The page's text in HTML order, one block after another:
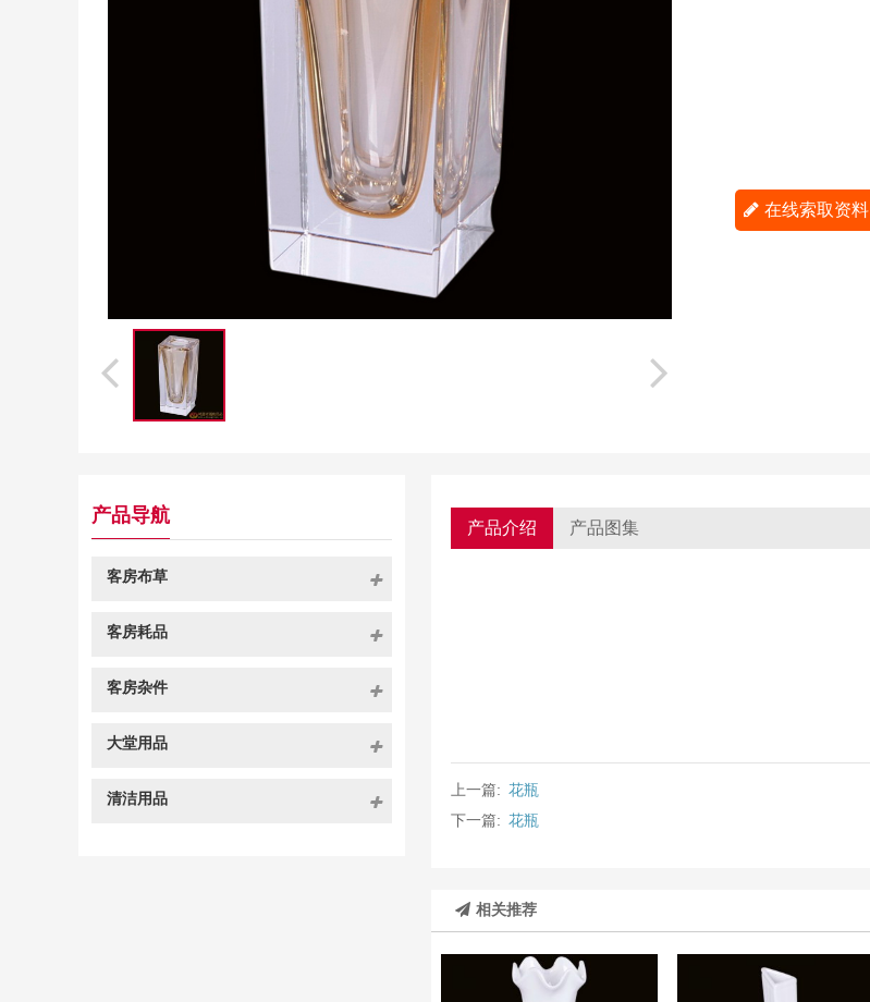
在线索取资料
产品介绍 产品图集
上一篇: 花瓶
下一篇: 花瓶
相关推荐
产品导航
客房布草
客房耗品
客房杂件
大堂用品
清洁用品